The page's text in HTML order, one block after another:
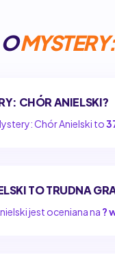
O
CHÓR ANIELSKI?
Chór Anielski to
TO TRUDNA
jest oceniana na ?